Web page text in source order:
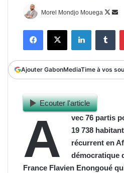
Morel Mondjo Mouega
FacebookX Linkedin
Ajouter GabonMediaTime à vos
Ecouter l'article
A
vec 76 partis
19 738
récurrent en
démocratique
France Flavien Enongoué